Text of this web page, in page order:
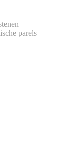
parels